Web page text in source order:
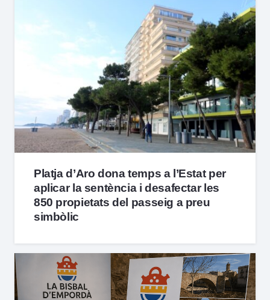
Platja d’Aro dona temps a l’Estat per
aplicar la sentència i desafectar les
850 propietats del passeig a preu
simbòlic